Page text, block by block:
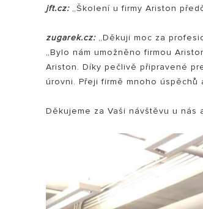
jft.cz:„Školení u firmy Ariston
zugarek.cz:„Děkuji moc za
„Bylo nám umožněno firmou
Ariston. Díky pečlivě připravené
úrovni. Přeji firmě mnoho úspěchů
Děkujeme za Vaši návštěvu u nás